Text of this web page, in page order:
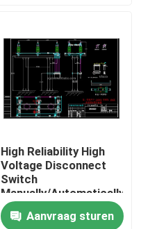
High Reliability High
Voltage Disconnect
Switch
Manually/Automatically
Operated 3 Units for 1
Set EXW Trade Terms
Aanvraag sturen